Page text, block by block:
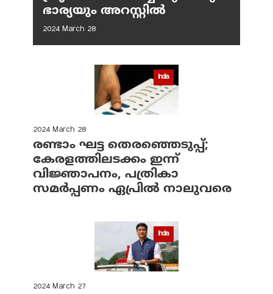
ഭാര്യയും അറസ്റ്റില്‍
2024 March 28
India
2024 March 28
രണ്ടാം ഘട്ട തെരഞ്ഞെടുപ്പ്;
കേരളത്തിലടക്കം ഇന്ന്
വിജ്ഞാപനം, പത്രികാ
സമര്‍പ്പണം ഏപ്രില്‍ നാലുവരെ
India
2024 March 27